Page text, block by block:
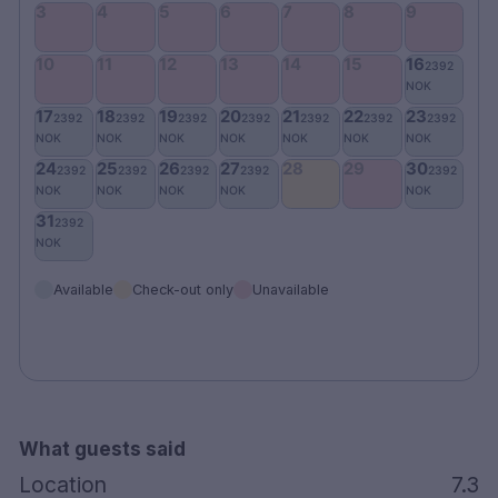
Innendørs og utendørs treningsstudio
SPA (kun inkludert i spa-pakken. Alle
spapakker har 15-års aldersgrense. I
sommermånedene og på utvalgte dager i
skoleferier er Art Garden Spa åpent for barn kl.
08.00–14.00. Kontakt hotellet direkte for
Oppbevaring av bagasje
Restaurant med sesongbasert meny
Barneseng mot et gebyr - må bestilles på
Available Check-out only Unavailable
What guests said
Location 7.3